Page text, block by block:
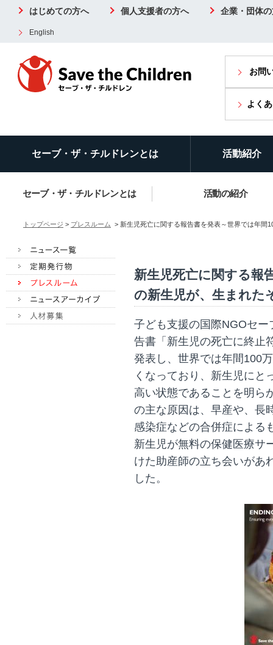
はじめての方へ 個人支援者の方へ 企業・団体
English
お問
よく
セーブ・ザ・チルドレンとは 活動紹介
セーブ・ザ・チルドレンとは 活動の紹介
トップページ > プレスルーム > 新生児死亡に関する報告書を発表～世界では年間
新生児死亡に関する報
の新生児が、生まれた
子ども支援の国際NGOセ
告書「新生児の死亡に終止
発表し、世界では年間100
くなっており、新生児にと
高い状態であることを明ら
の主な原因は、早産や、長
感染症などの合併症による
新生児が無料の保健医療サ
けた助産師の立ち会いがあ
した。